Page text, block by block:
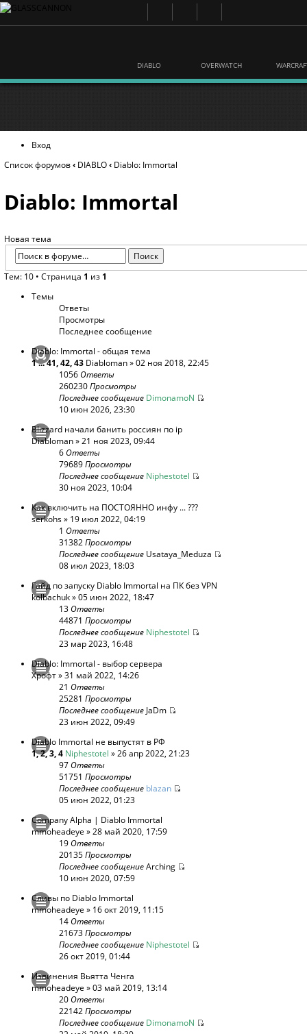
DIABLO OVERWATCH
Вход
Список форумов‹ DIABLO‹ Diablo: Immortal
Diablo: Immortal
Новая тема
Тем: 10 • Страница 1 из 1
Темы
Ответы
Просмотры
Последнее сообщение
Diablo: Immortal - общая тема
1...41,42,43 Diabloman» 02 ноя 2018, 22:45
1056Ответы
260230Просмотры
Последнее сообщение DimonamoN
10 июн 2026, 23:30
Blizzard начали банить россиян по ip
Diabloman» 21 ноя 2023, 09:44
6Ответы
79689Просмотры
Последнее сообщение Niphestotel
30 ноя 2023, 10:04
Как включить на ПОСТОЯННО инфу ... ???
serkohs» 19 июл 2022, 04:19
1 Ответы
31382Просмотры
Последнее сообщение Usataya_Meduza
08 июл 2023, 18:03
Гайд по запуску Diablo Immortal на ПК без VPN
kolbachuk» 05 июн 2022, 18:47
13Ответы
44871 Просмотры
Последнее сообщение Niphestotel
23 мар 2023, 16:48
Diablo: Immortal - выбор сервера
Хрофт» 31 май 2022, 14:26
21 Ответы
25281 Просмотры
Последнее сообщение JaDm
23 июн 2022, 09:49
Diablo Immortal не выпустят в РФ
1,2,3,4 Niphestotel » 26 апр 2022, 21:23
97Ответы
51751 Просмотры
Последнее сообщение blazan
05 июн 2022, 01:23
Company Alpha | Diablo Immortal
mmoheadeye » 28 май 2020, 17:59
19Ответы
20135Просмотры
Последнее сообщениеArching
10 июн 2020, 07:59
Сливы по Diablo Immortal
mmoheadeye » 16 окт 2019, 11:15
14Ответы
21673Просмотры
Последнее сообщение Niphestotel
26 окт 2019, 01:44
Извинения Вьятта Ченга
mmoheadeye » 03 май 2019, 13:14
20Ответы
22142Просмотры
Последнее сообщение DimonamoN